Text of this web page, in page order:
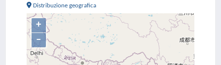
Distribuzione geografica
+
–